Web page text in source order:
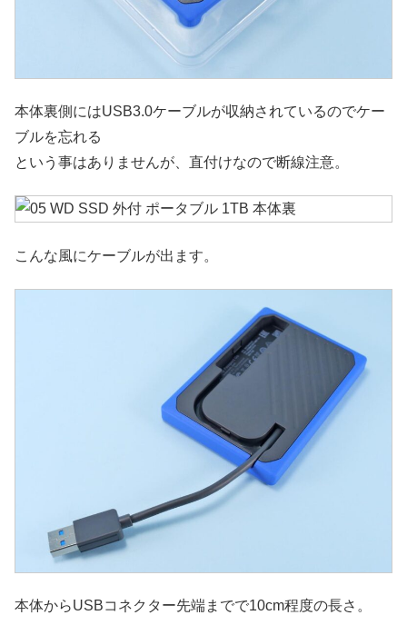
本体裏側にはUSB3.0ケーブルが収納されているのでケー
ブルを忘れる
という事はありませんが、直付けなので断線注意。
こんな風にケーブルが出ます。
本体からUSBコネクター先端までで10cm程度の長さ。